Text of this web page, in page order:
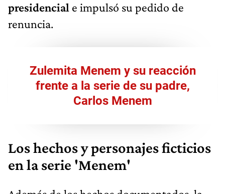
presidencial e impulsó su pedido de
renuncia.
Zulemita Menem y su reacción
frente a la serie de su padre,
Carlos Menem
Los hechos y personajes ficticios
en la serie 'Menem'